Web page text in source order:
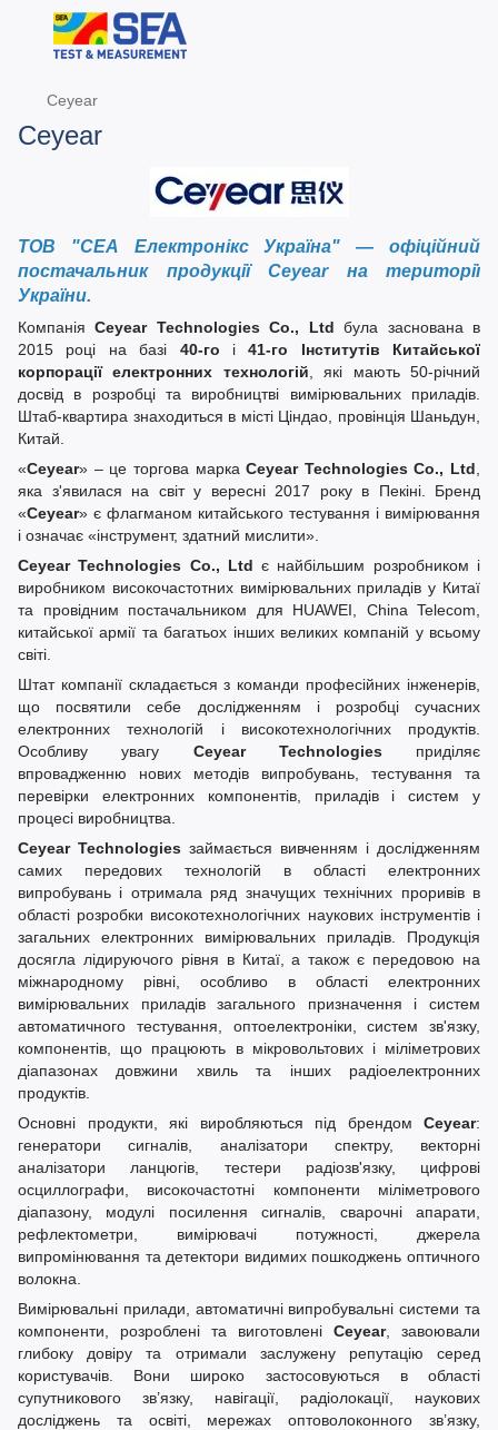
Ceyear
Ceyear
ТОВ "СЕА Електронікс Україна" — офіційний
постачальник продукції Ceyear на території
України.
КомпаніяCeyear Technologies Co., Ltd була заснована в
2015 році на базі 40-го і41-го Інститутів Китайської
корпорації електронних технологій , які мають 50-річний
досвід в розробці та виробництві вимірювальних приладів.
Штаб-квартира знаходиться в місті Ціндао, провінція Шаньдун,
Китай.
«Ceyear» – це торгова маркаCeyear Technologies Co., Ltd
яка з'явилася на світ у вересні 2017 року в Пекіні. Бренд
«Ceyear» є флагманом китайського тестування і вимірювання
і означає «інструмент, здатний мислити».
Ceyear Technologies Co., Ltd є найбільшим розробником і
виробником високочастотних вимірювальних приладів у Китаї
та провідним постачальником для HUAWEI, China Telecom,
китайської армії та багатьох інших великих компаній у всьому
світі.
Штат компанії складається з команди професійних інженерів,
що посвятили себе дослідженням і розробці сучасних
електронних технологій і високотехнологічних продуктів.
Особливу увагу Ceyear Technologiesприділяє
впровадженню нових методів випробувань, тестування та
перевірки електронних компонентів, приладів і систем у
процесі виробництва.
Ceyear Technologies займається вивченням і дослідженням
самих передових технологій в області електронних
випробувань і отримала ряд значущих технічних проривів в
області розробки високотехнологічних наукових інструментів і
загальних електронних вимірювальних приладів. Продукція
досягла лідируючого рівня в Китаї, а також є передовою на
міжнародному рівні, особливо в області електронних
вимірювальних приладів загального призначення і систем
автоматичного тестування, оптоелектроніки, систем зв'язку,
компонентів, що працюють в мікровольтових і міліметрових
діапазонах довжини хвиль та інших радіоелектронних
продуктів.
Основні продукти, які виробляються під брендом Ceyear:
генератори сигналів, аналізатори спектру, векторні
аналізатори ланцюгів, тестери радіозв'язку, цифрові
осциллографи, високочастотні компоненти міліметрового
діапазону, модулі посилення сигналів, сварочні апарати,
рефлектометри, вимірювачі потужності, джерела
випромінювання та детектори видимих пошкоджень оптичного
волокна.
Вимірювальні прилади, автоматичні випробувальні системи та
компоненти, розроблені та виготовлені Ceyear, завоювали
глибоку довіру та отримали заслужену репутацію серед
користувачів. Вони широко застосовуються в області
супутникового зв’язку, навігації, радіолокації, наукових
досліджень та освіті, мережах оптоволоконного зв’язку,